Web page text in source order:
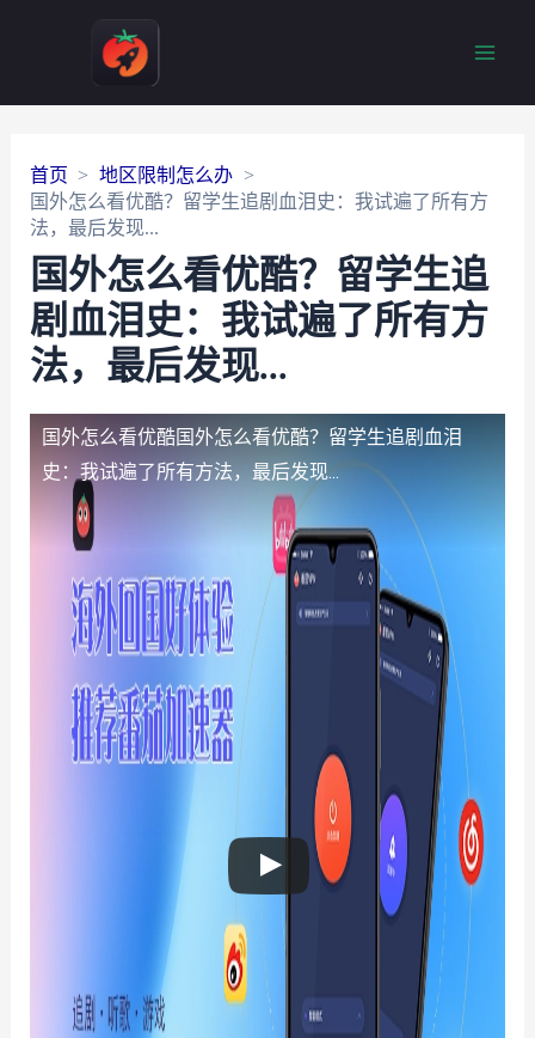
首页
地区限制怎么办
国外怎么看优酷？留学生追剧血泪史：我试遍了所有方
法，最后发现...
国外怎么看优酷？留学生追
剧血泪史：我试遍了所有方
法，最后发现...
国外怎么看优酷国外怎么看优酷？留学生追剧血泪
史：我试遍了所有方法，最后发现...